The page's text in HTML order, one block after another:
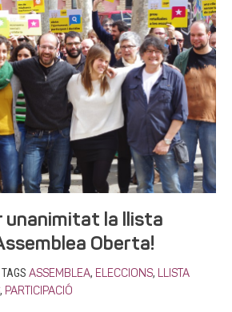
unanimitat la llista
Oberta!
TAGS ASSEMBLEA, ELECCIONS, LLISTA
, PARTICIPACIÓ